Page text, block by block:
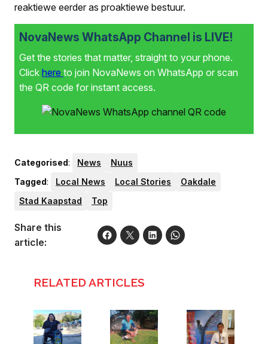
reaktiewe eerder as proaktiewe bestuur.
NovaNews WhatsApp Channel is LIVE!
Get the stories that matter, straight to your phone.
Click here to join NovaNews on WhatsApp or scan
the QR code for instant access.
Categorised: News
Nuus
Tagged: Local News Local Stories
Oakdale
Stad Kaapstad
Top
Share this
article:
RELATED ARTICLES